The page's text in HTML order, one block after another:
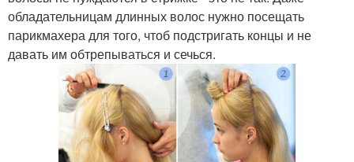
обладательницам длинных волос нужно посещать
парикмахера для того, чтоб подстригать концы и не
давать им обтрепываться и сечься.